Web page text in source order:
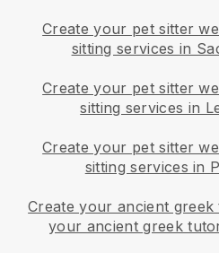
Create your pet sitter
sitting services in
Create your pet sitter
sitting services in
Create your pet sitter
sitting services in
Create your ancient greek
your ancient greek